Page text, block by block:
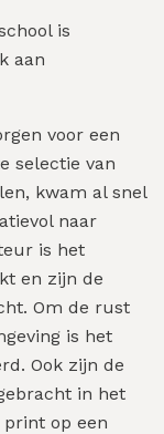
is
aan
voor een
selectie van
kwam al snel
naar
is het
en zijn de
Om de rust
is het
Ook zijn de
in het
op een